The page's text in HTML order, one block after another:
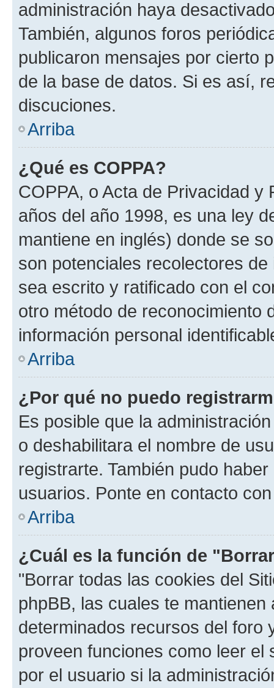
administración haya
También, algunos foros
publicaron mensajes por cierto
de la base de datos. Si es así,
discuciones.
Arriba
¿Qué es COPPA?
COPPA, o Acta de Privacidad
años del año 1998, es una ley
mantiene en inglés) donde se
son potenciales recolectores
sea escrito y ratificado con el
otro método de reconocimiento
información personal
Arriba
¿Por qué no puedo
Es posible que la
o deshabilitara el nombre de
registrarte. También pudo
usuarios. Ponte en contacto
Arriba
¿Cuál es la función de
"Borrar todas las cookies del
phpBB, las cuales te
determinados recursos del foro
proveen funciones como leer el
por el usuario si la